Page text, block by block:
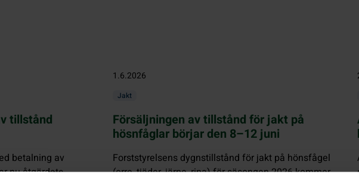
tillstånd
betalning av
1.6.2026
Jakt
Försäljningen av tillstånd för jakt på
hösnfåglar börjar den 8–12 juni
Forststyrelsens dygnstillstånd för jakt på hönsfågel